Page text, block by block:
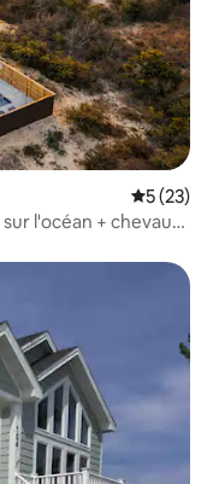
5 (23)
l'océan + chevaux